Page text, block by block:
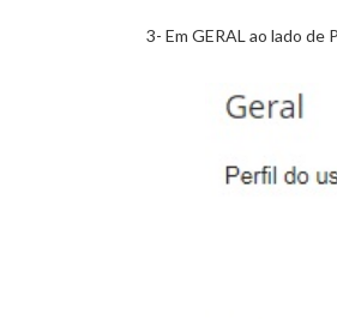
3- Em GERAL ao lado